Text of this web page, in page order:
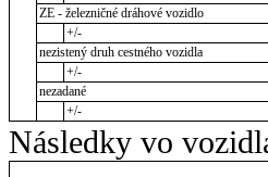
ZE - železničné dráhové vozidlo
+/-
nezistený druh cestného vozidla
+/-
nezadané
+/-
Následky vo